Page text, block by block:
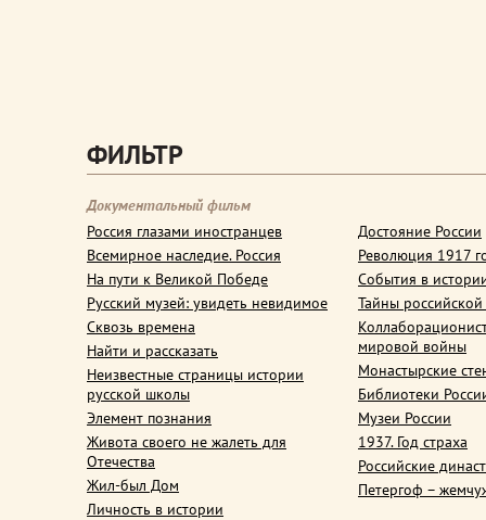
ФИЛЬТР
Документальный фильм
Россия глазами иностранцев
Всемирное наследие. Россия
На пути к Великой Победе
Русский музей: увидеть невидимое
Сквозь времена
Найти и рассказать
Неизвестные страницы истории
русской школы
Элемент познания
Живота своего не жалеть для
Отечества
Жил-был Дом
Личность в истории
Достояние России
Революция 1917
События в
Тайны
мировой войны
Монастырские
Библиотеки
Музеи России
1937. Год страха
Российские
Петергоф –